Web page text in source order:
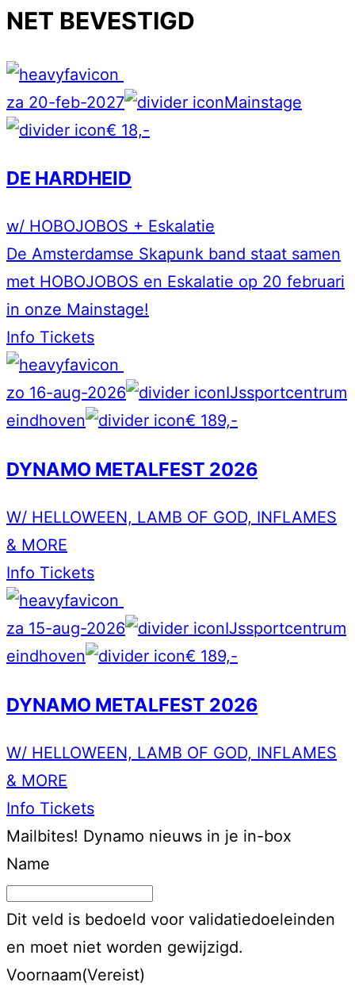
NET BEVESTIGD
za 20-feb-2027
Mainstage
€ 18,-
DE HARDHEID
w/ HOBOJOBOS + Eskalatie
De Amsterdamse Skapunk band staat samen
met HOBOJOBOS en Eskalatie op 20 februari
in onze Mainstage!
Info Tickets
zo 16-aug-2026
IJssportcentrum
eindhoven
€ 189,-
DYNAMO METALFEST 2026
W/ HELLOWEEN, LAMB OF GOD, INFLAMES
& MORE
Info Tickets
za 15-aug-2026
IJssportcentrum
eindhoven
€ 189,-
DYNAMO METALFEST 2026
W/ HELLOWEEN, LAMB OF GOD, INFLAMES
& MORE
Info Tickets
Mailbites! Dynamo nieuws in je in-box
Name
Dit veld is bedoeld voor validatiedoeleinden
en moet niet worden gewijzigd.
Voornaam(Vereist)